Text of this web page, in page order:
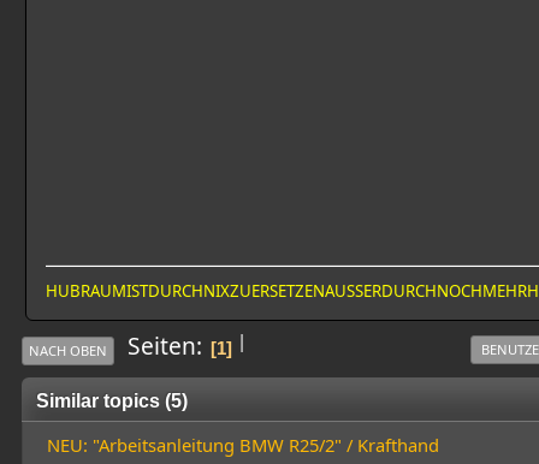
|
NACH OBEN Seiten 1
Similar topics (5)
NEU: "Arbeitsanleitung BMW R25/2" / Krafthand